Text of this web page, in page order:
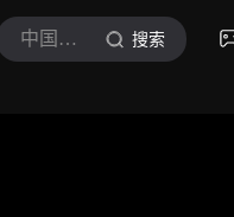
中国军视网 搜索